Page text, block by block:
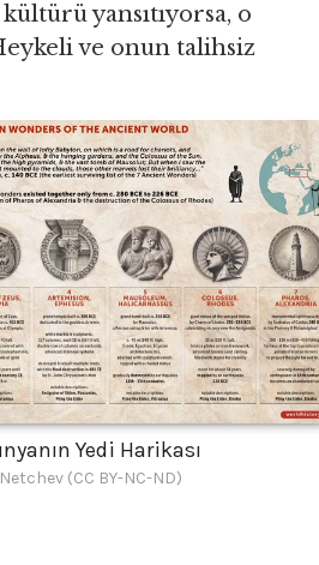
yansıtıyorsa, o
ve onun talihsiz
Yedi Harikası
(CC BY-NC-ND)